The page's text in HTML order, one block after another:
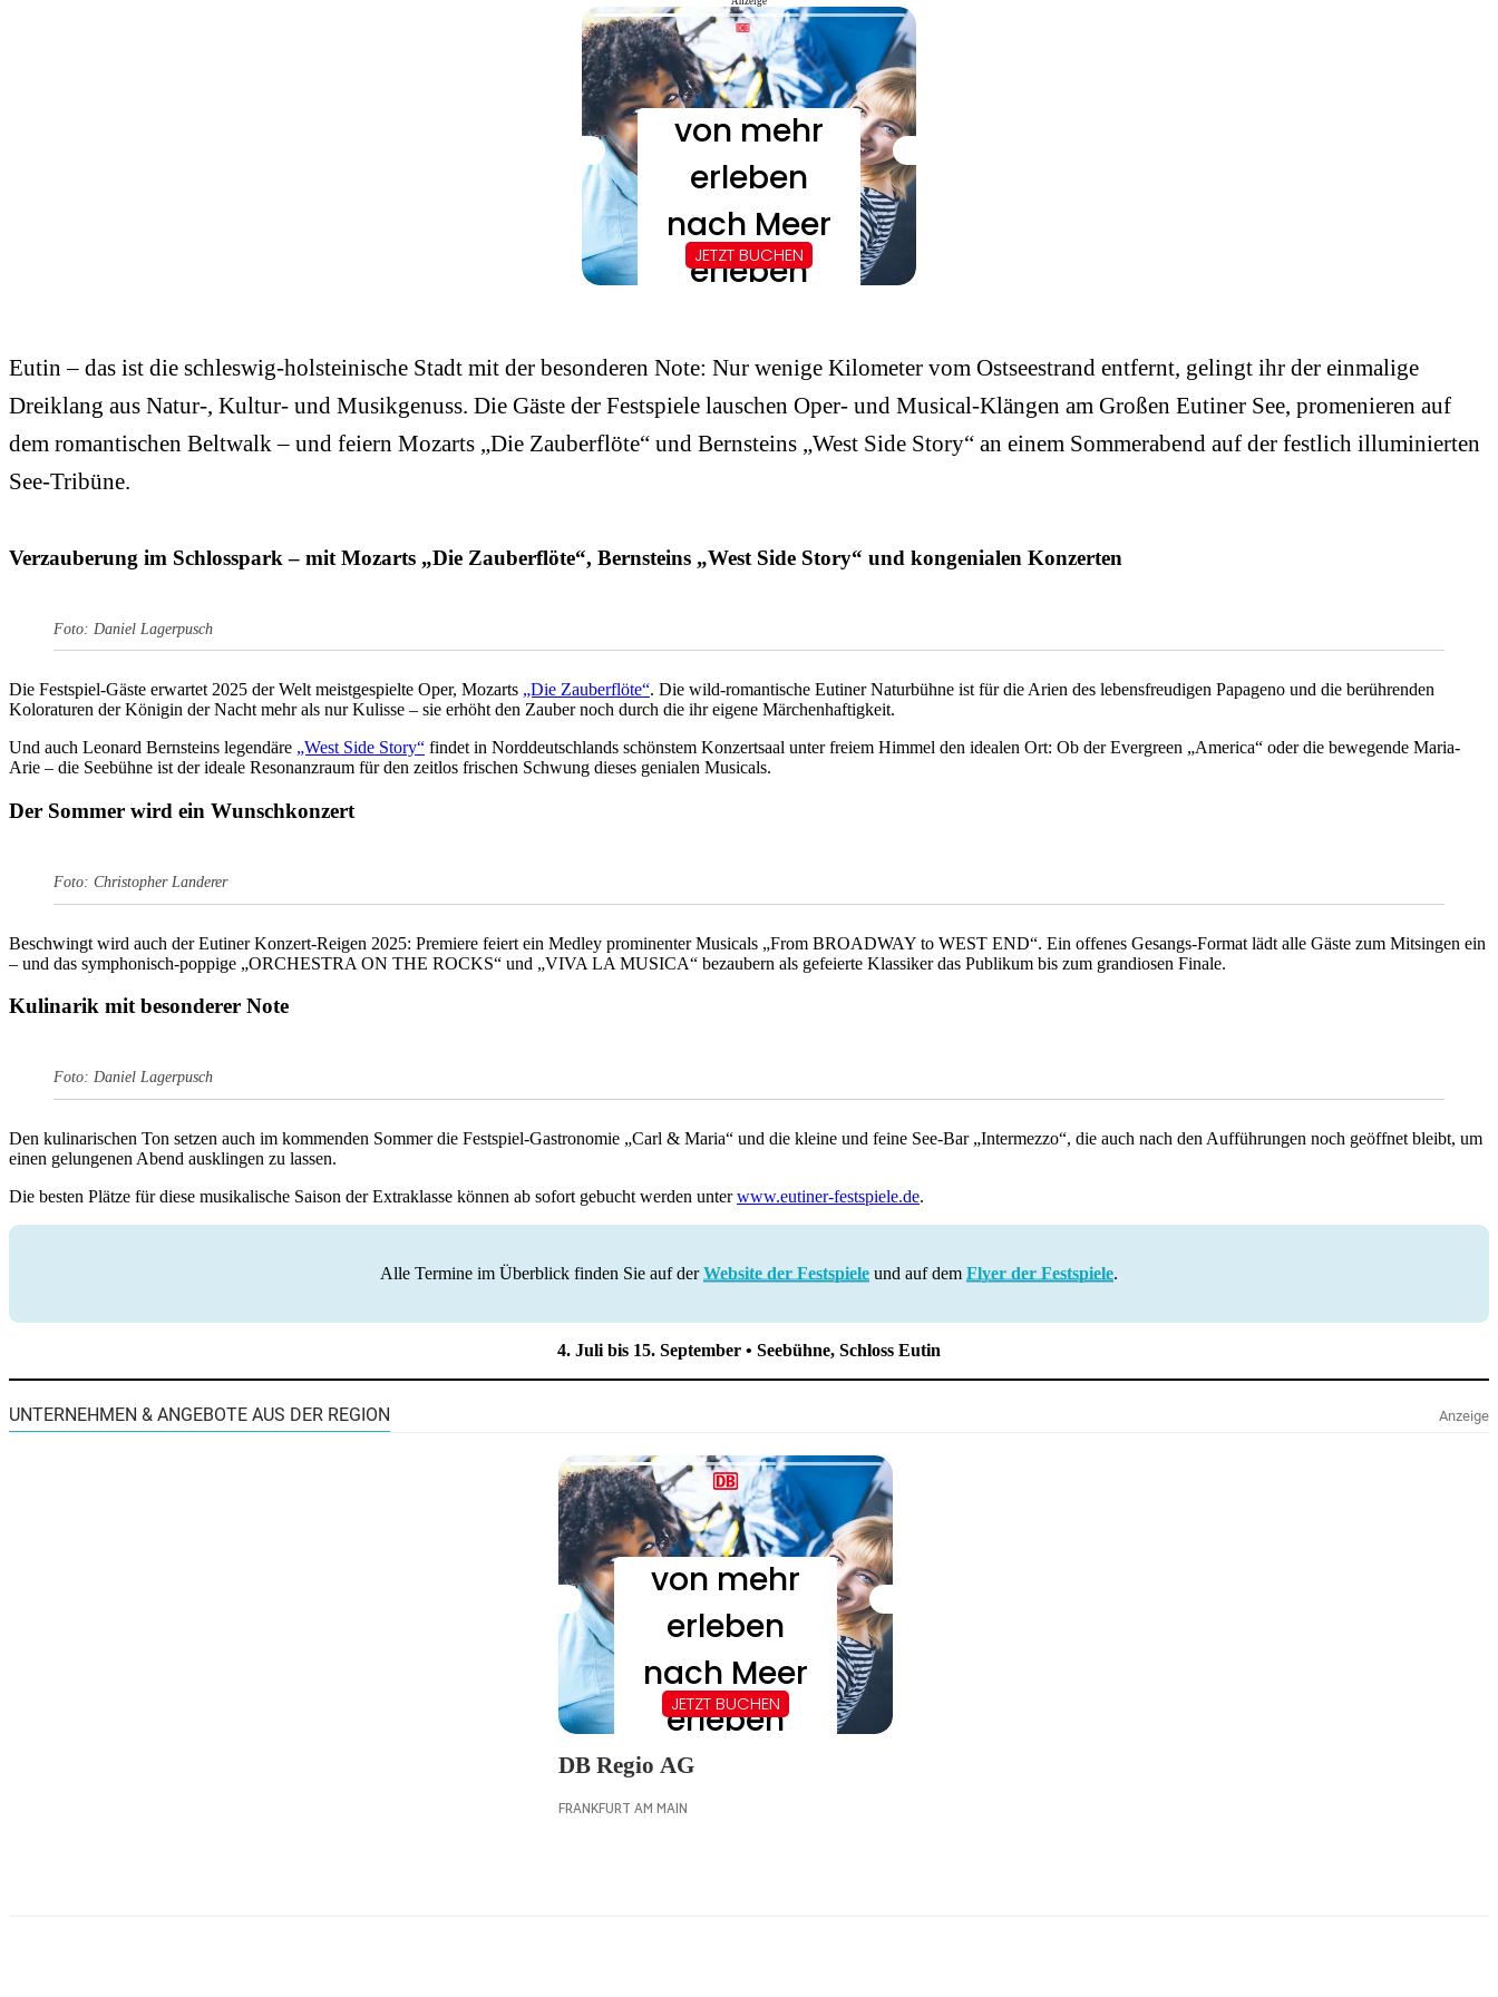
Eutin – das ist die schleswig-holsteinische Stadt mit der besonderen Note: Nur wenige Kilometer vom Ostseestrand entfernt, gelingt ihr der einmalige
Dreiklang aus Natur-, Kultur- und Musikgenuss. Die Gäste der Festspiele lauschen Oper- und Musical-Klängen am Großen Eutiner See, promenieren auf
dem romantischen Beltwalk – und feiern Mozarts „Die Zauberflöte“ und Bernsteins „West Side Story“ an einem Sommerabend auf der festlich illuminierten
See-Tribüne.
Verzauberung im Schlosspark – mit Mozarts „Die Zauberflöte“, Bernsteins „West Side Story“ und kongenialen Konzerten
Foto: Daniel Lagerpusch
Die Festspiel-Gäste erwartet 2025 der Welt meistgespielte Oper, Mozarts „Die Zauberflöte“. Die wild-romantische Eutiner Naturbühne ist für die Arien des lebensfreudigen Papageno und die berührenden
Koloraturen der Königin der Nacht mehr als nur Kulisse – sie erhöht den Zauber noch durch die ihr eigene Märchenhaftigkeit.
Und auch Leonard Bernsteins legendäre „West Side Story“ findet in Norddeutschlands schönstem Konzertsaal unter freiem Himmel den idealen Ort: Ob der Evergreen „America“ oder die bewegende Maria-
Arie – die Seebühne ist der ideale Resonanzraum für den zeitlos frischen Schwung dieses genialen Musicals.
Der Sommer wird ein Wunschkonzert
Foto: Christopher Landerer
Beschwingt wird auch der Eutiner Konzert-Reigen 2025: Premiere feiert ein Medley prominenter Musicals „From BROADWAY to WEST END“. Ein offenes Gesangs-Format lädt alle Gäste zum Mitsingen ein
– und das symphonisch-poppige „ORCHESTRA ON THE ROCKS“ und „VIVA LA MUSICA“ bezaubern als gefeierte Klassiker das Publikum bis zum grandiosen Finale.
Kulinarik mit besonderer Note
Foto: Daniel Lagerpusch
Den kulinarischen Ton setzen auch im kommenden Sommer die Festspiel-Gastronomie „Carl & Maria“ und die kleine und feine See-Bar „Intermezzo“, die auch nach den Aufführungen noch geöffnet bleibt, um
einen gelungenen Abend ausklingen zu lassen.
Die besten Plätze für diese musikalische Saison der Extraklasse können ab sofort gebucht werden unterwww.eutiner-festspiele.de.
Alle Termine im Überblick finden Sie auf derWebsite der Festspiele und auf dem Flyer der Festspiele.
4. Juli bis 15. September • Seebühne, Schloss Eutin